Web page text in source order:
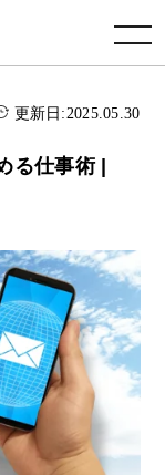
toggle navigation
更新日:2025.05.30
る仕事術 |